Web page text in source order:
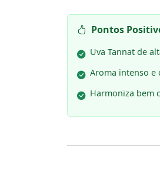
Pontos
Uva Tannat de
Aroma intenso e
Harmoniza bem